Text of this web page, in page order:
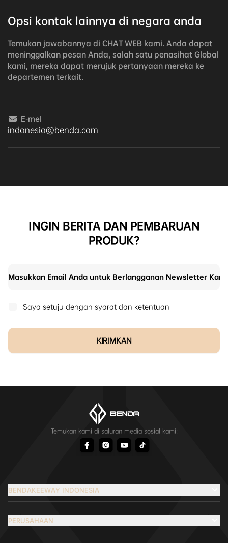
opsi kontak lainnya di negara anda
Temukan jawabannya di CHAT WEB kami. Anda dapat
meninggalkan pesan Anda, salah satu penasihat Global
kami, mereka dapat merujuk pertanyaan mereka ke
departemen terkait.
E-mel
indonesia@benda.com
INGIN BERITA DAN PEMBARUAN
PRODUK?
Saya setuju dengan syarat dan ketentuan
KIRIMKAN
Temukan kami di saluran media sosial kami:
BENDAKEEWAY INDONESIA
PERUSAHAAN